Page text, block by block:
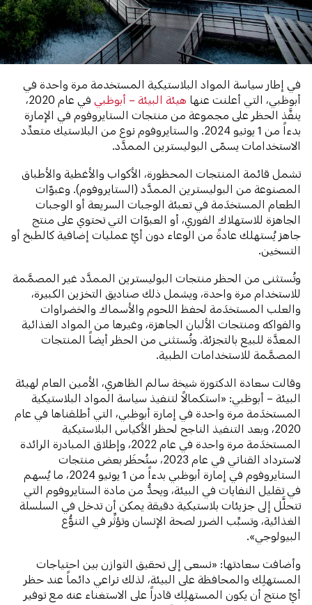
في إطار سياسة المواد البلاستيكية المستخدمة مرة واحدة في
أبوظبي، التي أعلنت عنها هيئة البيئة – أبوظبي
في عام 2020،
ينفَّذ الحظر على مجموعة من منتجات الستايروفوم في الإمارة
بدءاً من 1 يونيو 2024. والستايروفوم نوع من البلاستيك متعدِّد
الاستخدامات يسمّى البوليسترين الممدَّد.
تشمل قائمة المنتجات المحظورة، الأكواب والأغطية والأطباق
المصنوعة من البوليسترين الممدَّد (الستايروفوم). وعبوّات
الطعام المستخدَمة في تعبئة الوجبات السريعة أو الوجبات
الجاهزة للاستهلاك الفوري، أو العبوّات التي تحتوي على منتج
جاهز يُستهلك عادةً من الوعاء دون أيِّ عمليات إضافية كالطبخ أو
التسخين.
وتُستثنى من الحظر منتجات البوليسترين الممدَّد غير المصمَّمة
للاستخدام مرة واحدة، ويشمل ذلك صناديق التخزين الكبيرة،
والعلب المستخدَمة لحفظ اللحوم والأسماك والخضراوات
والفواكه ومنتجات الألبان الجاهزة، وغيرها من المواد الغذائية
المعدَّة للبيع بالتجزئة. وتُستثنى من الحظر أيضاً المنتجات
المصمَّمة للاستخدامات الطبية.
وقالت سعادة الدكتورة شيخة سالم الظاهري، الأمين العام لهيئة
البيئة – أبوظبي: «استكمالاً لتنفيذ سياسة المواد البلاستيكية
المستخدَمة مرة واحدة في إمارة أبوظبي، التي أطلقناها في عام
2020، وبعد التنفيذ الناجح لحظر الأكياس البلاستيكية
المستخدَمة مرة واحدة في عام 2022، وإطلاق المبادرة الرائدة
لاسترداد القناني في عام 2023، ستُحظَر بعض منتجات
الستايروفوم في إمارة أبوظبي بدءاً من 1 يونيو 2024، ما يُسهم
في تقليل النفايات في البيئة، ويحدُّ من مادة الستايروفوم التي
تتحلَّل إلى جزيئات بلاستيكية دقيقة يمكن أن تدخل في السلسلة
الغذائية، وتسبِّب الضرر لصحة الإنسان وتؤثِّر في التنوُّع
البيولوجي».
وأضافت سعادتها: «نسعى إلى تحقيق التوازن بين احتياجات
المستهلِك والمحافظة على البيئة، لذلك نراعي دائماً عند حظر
أيِّ منتج أن يكون المستهلِك قادراً على الاستغناء عنه مع توفير